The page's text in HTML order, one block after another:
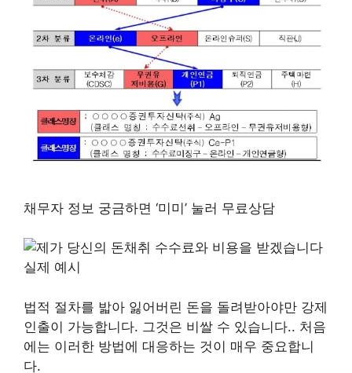
채무자 정보 궁금하면 ‘미미’ 눌러 무료상담
법적 절차를 밟아 잃어버린 돈을 돌려받아야만 강제
인출이 가능합니다. 그것은 비쌀 수 있습니다.. 처음
에는 이러한 방법에 대응하는 것이 매우 중요합니
다.